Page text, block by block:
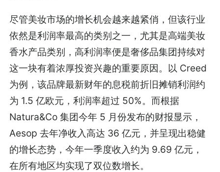
尽管美妆市场的增长机会越来越紧俏，但该行业
依然是利润率最高的类别之一，尤其是高端美妆
香水产品类别，高利润率便是奢侈品集团持续对
这一块有着浓厚投资兴趣的重要原因。以 Creed
为例，该品牌最新财年的息税前折旧摊销利润约
为 1.5 亿欧元，利润率超过 50%。而根据
Natura&Co 集团今年 5 月份发布的财报显示，
Aesop 去年净收入高达 36 亿元，并呈现出稳健
的增长态势，今年一季度收入约为 9.69 亿元，
在所有地区均实现了双位数增长。